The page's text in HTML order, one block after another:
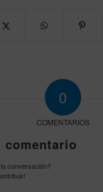
0
COMENTARIOS
comentario
conversación?